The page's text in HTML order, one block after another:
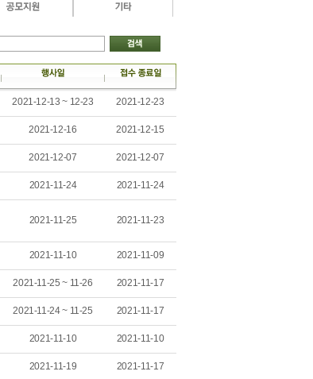
2021-12-13 ~ 12-23 2021-12-23
2021-12-16 2021-12-15
2021-12-07 2021-12-07
2021-11-24 2021-11-24
2021-11-25 2021-11-23
2021-11-10 2021-11-09
2021-11-25 ~ 11-26 2021-11-17
2021-11-24 ~ 11-25 2021-11-17
2021-11-10 2021-11-10
2021-11-19 2021-11-17